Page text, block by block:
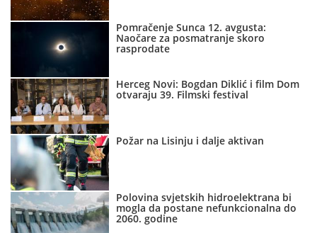
Pomračenje Sunca 12. avgusta:
Naočare za posmatranje skoro
rasprodate
Herceg Novi: Bogdan Diklić i film Dom
otvaraju 39. Filmski festival
Požar na Lisinju i dalje aktivan
Polovina svjetskih hidroelektrana bi
mogla da postane nefunkcionalna do
2060. godine